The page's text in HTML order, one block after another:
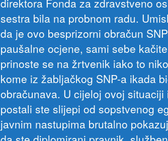
sestra bila na probnom radu.
da je ovo besprizorni obračun
paušalne ocjene, sami sebe
prinoste se na žrtvenik iako to
kome iz žabljačkog SNP-a ikada
obračunava. U cijeloj ovoj
postali ste slijepi od sopstvenog
javnim nastupima brutalno